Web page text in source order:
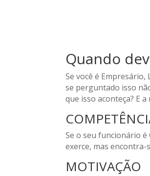
Quando
Se você é
se perguntado isso
que isso aconteça? E
Se o seu funcionário é
exerce, mas
MOTIVAÇÃO